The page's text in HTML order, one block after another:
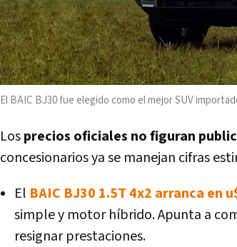
El BAIC BJ30 fue elegido como el mejor SUV
Losprecios oficiales no figuran
concesionarios ya se manejan cifras
El BAIC BJ30 1.5T 4x2 arranca en
simple y motor híbrido. Apunta a
resignar prestaciones.